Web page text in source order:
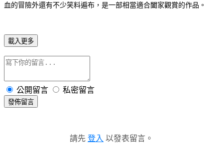
血的冒險外還有不少笑料遍布，是一部相當適合闔家觀賞的作品。
載入更多
公開留言 私密留言
發佈留言
請先 登入 以發表留言。